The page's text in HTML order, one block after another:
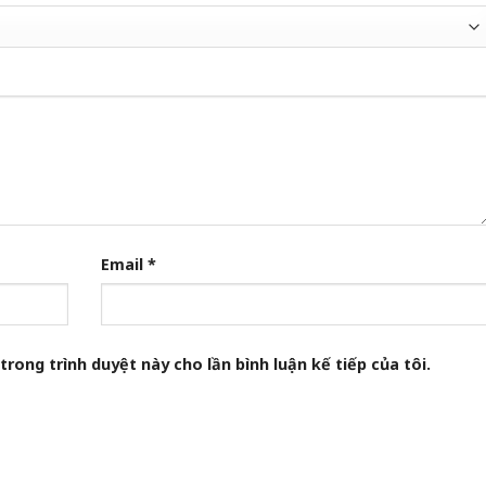
Email *
trình duyệt này cho lần bình luận kế tiếp của tôi.